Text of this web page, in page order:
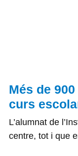
Més de
curs
L’alumnat de
centre, tot i que